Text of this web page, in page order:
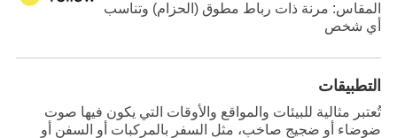
المقاس: مرنة ذات رباط مطوق (الحزام) وتناسب
أي شخص
التطبيقات
تُعتبر مثالية للبيئات والمواقع والأوقات التي يكون فيها صوت
ضوضاء أو ضجيج صاخب، مثل السفر بالمركبات أو السفن أو